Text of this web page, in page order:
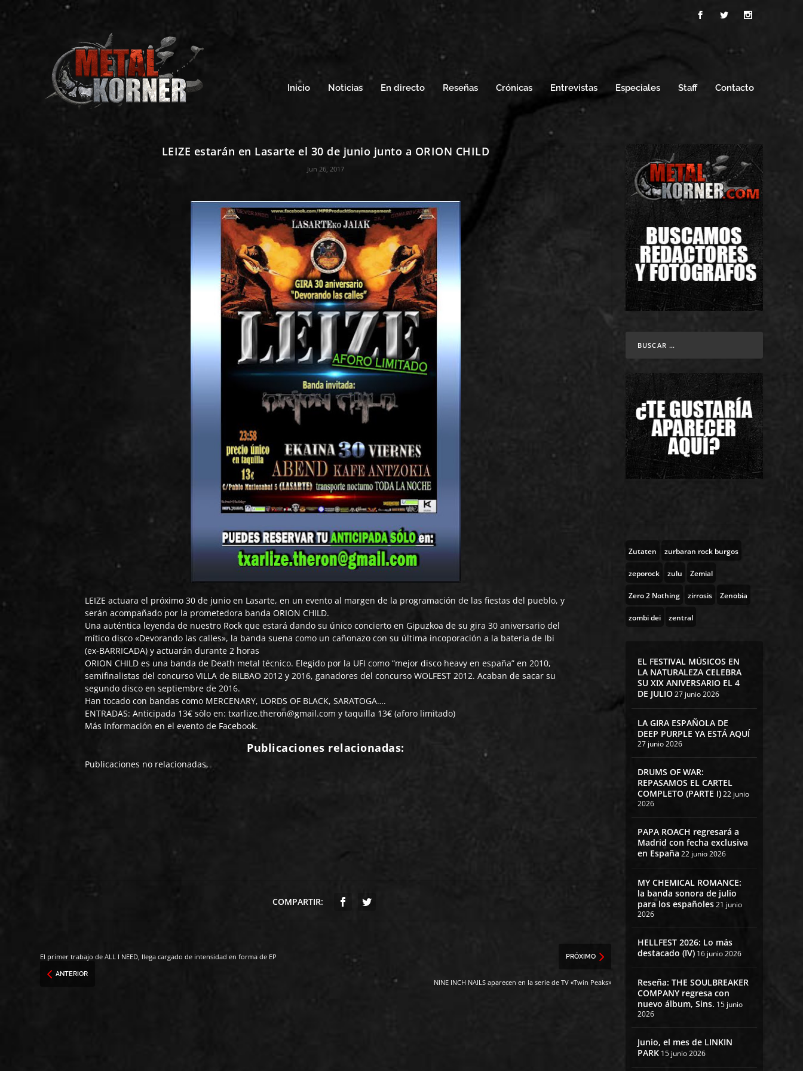
Inicio Noticias En directo Reseñas Crónicas Entrevistas Especiales Staff Contacto
LEIZE estarán en Lasarte el 30 de junio junto a ORION CHILD
Jun 26, 2017
LEIZEactuara el próximo 30 de junio en Lasarte, en un evento al margen de la programación de las fiestas del pueblo, y
serán acompañado por la prometedora banda ORION CHILD.
Una auténtica leyenda de nuestro Rock que estará dando su único concierto en Gipuzkoa de su gira 30 aniversario del
mítico disco «Devorando las calles», la banda suena como un cañonazo con su última incoporación a la bateria de Ibi
(ex-BARRICADA) y actuarán durante 2 horas
ORION CHILD es una banda de Death metal técnico. Elegido por la UFI como “mejor disco heavy en españa” en 2010,
semifinalistas del concurso VILLA de BILBAO 2012 y 2016, ganadores del concurso WOLFEST 2012. Acaban de sacar su
segundo disco en septiembre de 2016.
Han tocado con bandas como MERCENARY, LORDS OF BLACK, SARATOGA….
ENTRADAS: Anticipada 13€ sòlo en:txarlize.theron@gmail.com y taquilla 13€ (aforo limitado)
Más Información en el evento de Facebook.
Publicaciones relacionadas:
Publicaciones no relacionadas.
COMPARTIR:
El primer trabajo de ALL I NEED, llega cargado de intensidad en forma de EP
ANTERIOR
PRÓXIMO
NINE INCH NAILS aparecen en la serie de TV «Twin Peaks»
Zutaten zurbaran rock burgos
zeporock zulu Zemial
Zero 2 Nothing zirrosis Zenobia
zombi dei zentral
EL FESTIVAL MÚSICOS EN
LA NATURALEZA CELEBRA
SU XIX ANIVERSARIO EL 4
DE JULIO27 junio 2026
LA GIRA ESPAÑOLA DE
DEEP PURPLE YA ESTÁ AQUÍ
27 junio 2026
DRUMS OF WAR:
REPASAMOS EL CARTEL
COMPLETO (PARTE I)22 junio
2026
PAPA ROACH regresará a
Madrid con fecha exclusiva
en España 22 junio 2026
MY CHEMICAL ROMANCE:
la banda sonora de julio
para los españoles21 junio
2026
HELLFEST 2026: Lo más
destacado (IV) 16 junio 2026
Reseña: THE SOULBREAKER
COMPANY regresa con
nuevo álbum, Sins. 15 junio
2026
Junio, el mes de LINKIN
PARK 15 junio 2026